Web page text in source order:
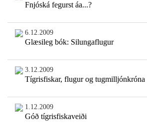
Fnjóská fegurst áa...?
6.12.2009
Glæsileg bók: Silungaflugur
3.12.2009
Tígrisfiskar, flugur og tugmilljónkróna
1.12.2009
Góð tígrisfiskaveiði